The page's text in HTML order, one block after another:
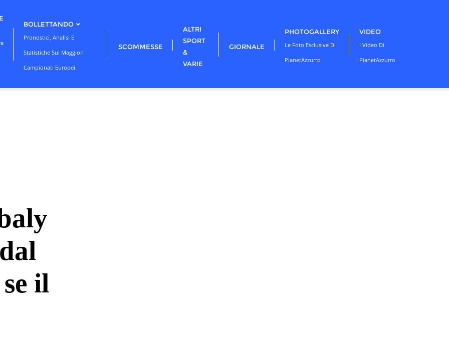
BOLLETTANDO
Pronostici, Analisi E
Statistiche Sui Maggiori
Campionati Europei.
SCOMMESSE
ALTRI
SPORT
&
VARIE
GIORNALE
PHOTOGALLERY
Le Foto Esclusive Di
PianetAzzurro
VIDEO
I Video Di
PianetAzzurro
il